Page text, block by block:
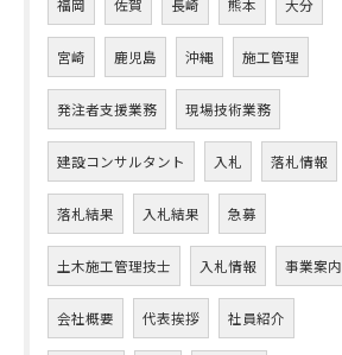
福岡 佐賀 長崎 熊本 大分
宮崎 鹿児島 沖縄 施工管理
発注者支援業務 現場技術業務
建設コンサルタント 入札 落札情報
落札結果 入札結果 急募
土木施工管理技士 入札情報 事業案内
会社概要 代表挨拶 社員紹介